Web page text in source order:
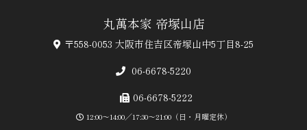
丸萬本家 帝塚山店
〒558-0053 大阪市住吉区帝塚山中5丁目8-25
06-6678-5220
06-6678-5222
12:00～14:00／17:30～21:00（日・月曜定休）